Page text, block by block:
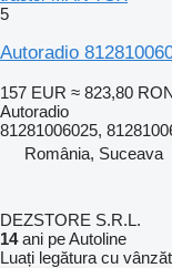
5
Autoradio
157 EUR ≈ 823,80
Autoradio
81281006025,
România, Suceava
DEZSTORE S.R.L.
14ani pe Autoline
Luați legătura cu